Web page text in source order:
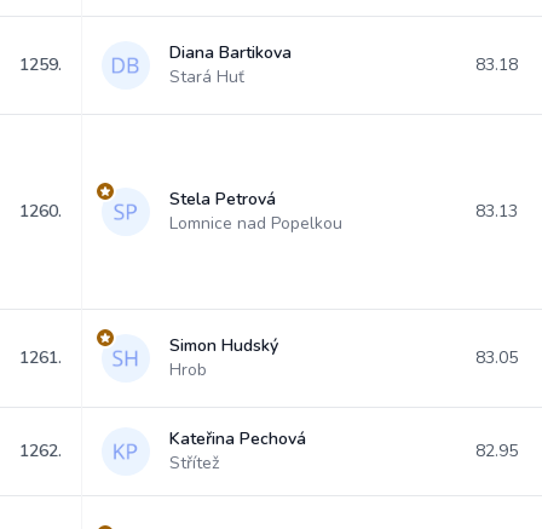
1259.
Diana Bartikova
Stará Huť
83.18
1260.
Stela Petrová
Lomnice nad Popelkou
83.13
1261.
Simon Hudský
Hrob
83.05
1262.
Kateřina Pechová
Střítež
82.95